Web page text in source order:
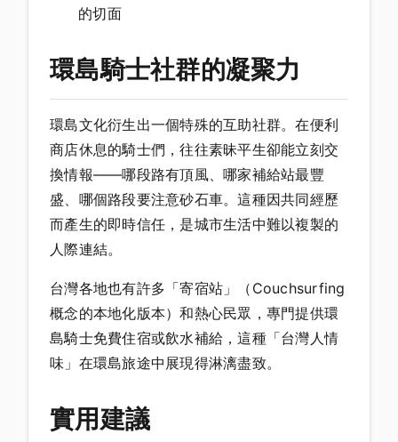
的切面
環島騎士社群的凝聚力
環島文化衍生出一個特殊的互助社群。在便利
商店休息的騎士們，往往素昧平生卻能立刻交
換情報——哪段路有頂風、哪家補給站最豐
盛、哪個路段要注意砂石車。這種因共同經歷
而產生的即時信任，是城市生活中難以複製的
人際連結。
台灣各地也有許多「寄宿站」（Couchsurfing
概念的本地化版本）和熱心民眾，專門提供環
島騎士免費住宿或飲水補給，這種「台灣人情
味」在環島旅途中展現得淋漓盡致。
實用建議